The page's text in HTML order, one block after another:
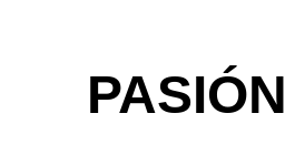
PASIÓN